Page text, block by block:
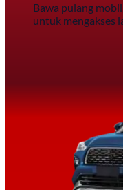
Bawa pulang
untuk mengakses